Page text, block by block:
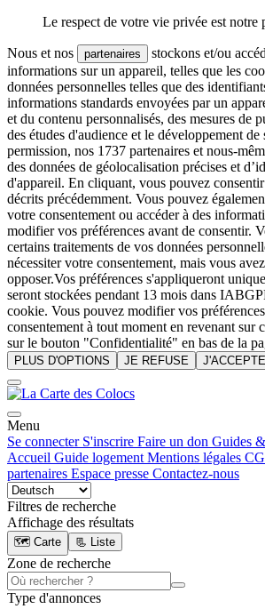
Le respect de votre vie privée est notre
Nous et nos partenaires
stockons et/ou
informations sur un appareil, telles que les
données personnelles telles que des
informations standards envoyées par un
et du contenu personnalisés, des mesures de
des études d'audience et le développement
permission, nos 1737 partenaires et nous-
des données de géolocalisation précises et
d'appareil. En cliquant, vous pouvez
décrits précédemment. Vous pouvez
votre consentement ou accéder à des
modifier vos préférences avant de consentir.
certains traitements de vos données
nécessiter votre consentement, mais vous
opposer.Vos préférences s'appliqueront
seront stockées pendant 13 mois dans
cookie. Vous pouvez modifier vos
consentement à tout moment en revenant sur
sur le bouton "Confidentialité" en bas de la
PLUS D'OPTIONS JE REFUSE J'ACCEPTE
Menu
Se connecter S'inscrire Faire un don Guides
Accueil Guide logement Mentions légales
partenaires Espace presse Contactez-nous
Filtres de recherche
Affichage des résultats
🗺️ Carte 📃 Liste
Zone de recherche
Type d'annonces